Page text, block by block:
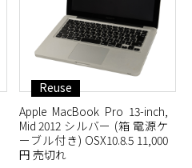
Reuse
Apple MacBook Pro 13-inch,
Mid 2012 シルバー (箱 電源ケ
ーブル付き) OSX10.8.5 11,000
円 売切れ